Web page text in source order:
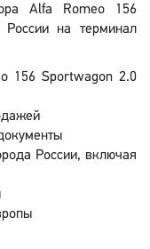
Alfa Romeo 156
на терминал
156 Sportwagon 2.0
России, включая